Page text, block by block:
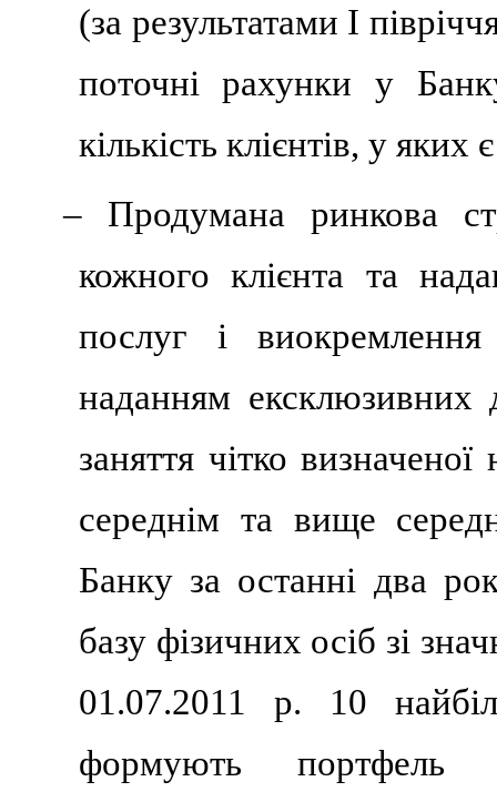
(за результатами І
поточні рахунки у
кількість клієнтів, у
– Продумана ринкова
кожного клієнта та
послуг і виокремлення
наданням ексклюзивних
заняття чітко
середнім та вище
Банку за останні два
базу фізичних осіб зі
01.07.2011 р. 10
формують портфель